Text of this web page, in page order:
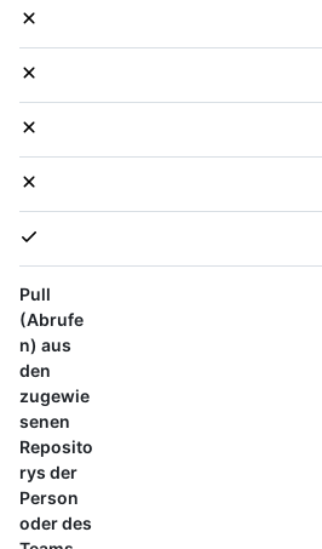
Pull
(Abrufe
n) aus
den
zugewie
senen
Reposito
rys der
Person
oder des